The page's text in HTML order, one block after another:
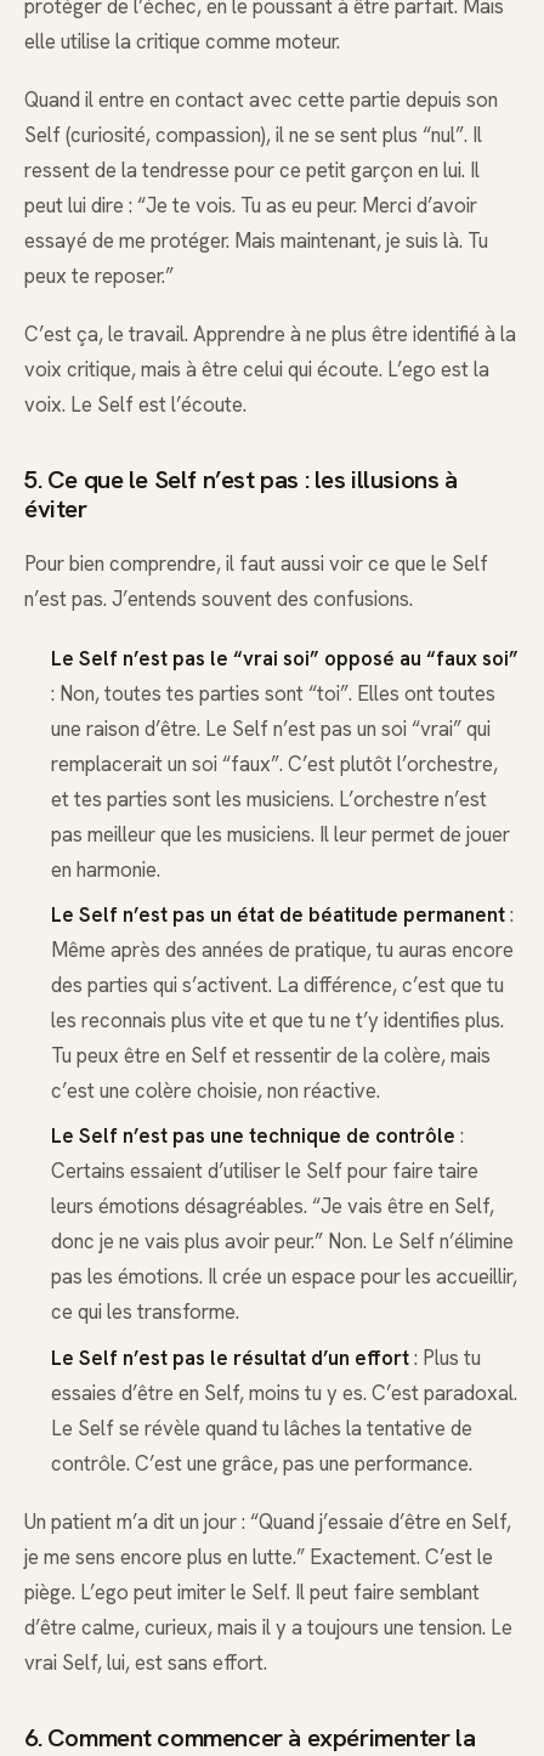
protéger de l’échec, en le poussant à être parfait. Mais
elle utilise la critique comme moteur.
Quand il entre en contact avec cette partie depuis son
Self (curiosité, compassion), il ne se sent plus “nul”. Il
ressent de la tendresse pour ce petit garçon en lui. Il
peut lui dire : “Je te vois. Tu as eu peur. Merci d’avoir
essayé de me protéger. Mais maintenant, je suis là. Tu
peux te reposer.”
C’est ça, le travail. Apprendre à ne plus être identifié à la
voix critique, mais à être celui qui écoute. L’ego est la
voix. Le Self est l’écoute.
5. Ce que le Self n’est pas : les illusions à
éviter
Pour bien comprendre, il faut aussi voir ce que le Self
n’est pas. J’entends souvent des confusions.
Le Self n’est pas le “vrai soi” opposé au “faux soi”
: Non, toutes tes parties sont “toi”. Elles ont toutes
une raison d’être. Le Self n’est pas un soi “vrai” qui
remplacerait un soi “faux”. C’est plutôt l’orchestre,
et tes parties sont les musiciens. L’orchestre n’est
pas meilleur que les musiciens. Il leur permet de jouer
en harmonie.
Le Self n’est pas un état de béatitude permanent:
Même après des années de pratique, tu auras encore
des parties qui s’activent. La différence, c’est que tu
les reconnais plus vite et que tu ne t’y identifies plus.
Tu peux être en Self et ressentir de la colère, mais
c’est une colère choisie, non réactive.
Le Self n’est pas une technique de contrôle :
Certains essaient d’utiliser le Self pour faire taire
leurs émotions désagréables. “Je vais être en Self,
donc je ne vais plus avoir peur.” Non. Le Self n’élimine
pas les émotions. Il crée un espace pour les accueillir,
ce qui les transforme.
Le Self n’est pas le résultat d’un effort: Plus tu
essaies d’être en Self, moins tu y es. C’est paradoxal.
Le Self se révèle quand tu lâches la tentative de
contrôle. C’est une grâce, pas une performance.
Un patient m’a dit un jour : “Quand j’essaie d’être en Self,
je me sens encore plus en lutte.” Exactement. C’est le
piège. L’ego peut imiter le Self. Il peut faire semblant
d’être calme, curieux, mais il y a toujours une tension. Le
vrai Self, lui, est sans effort.
6. Comment commencer à expérimenter la